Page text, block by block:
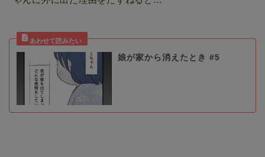
娘が家から消えたとき #5